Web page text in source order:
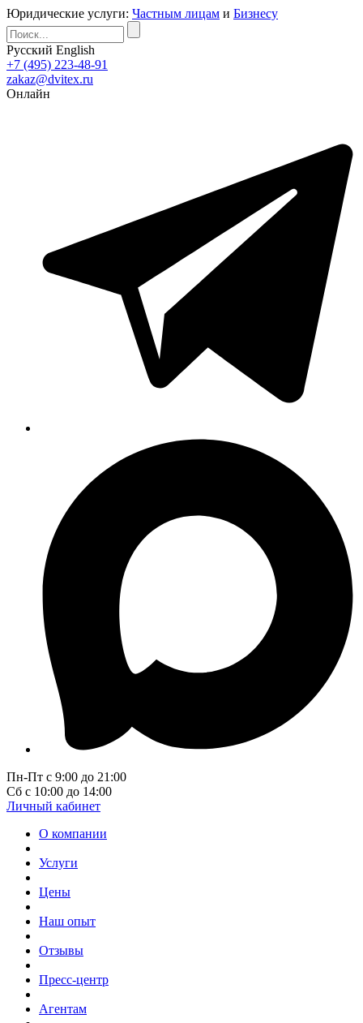
Юридические услуги: Частным лицам и Бизнесу
Русский English
+7 (495) 223-48-91
zakaz@dvitex.ru
Онлайн
Пн-Пт с 9:00 до 21:00
Сб с 10:00 до 14:00
Личный кабинет
О компании
Услуги
Цены
Наш опыт
Отзывы
Пресс-центр
Агентам